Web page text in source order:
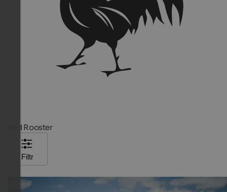
Red Rooster
Filtr